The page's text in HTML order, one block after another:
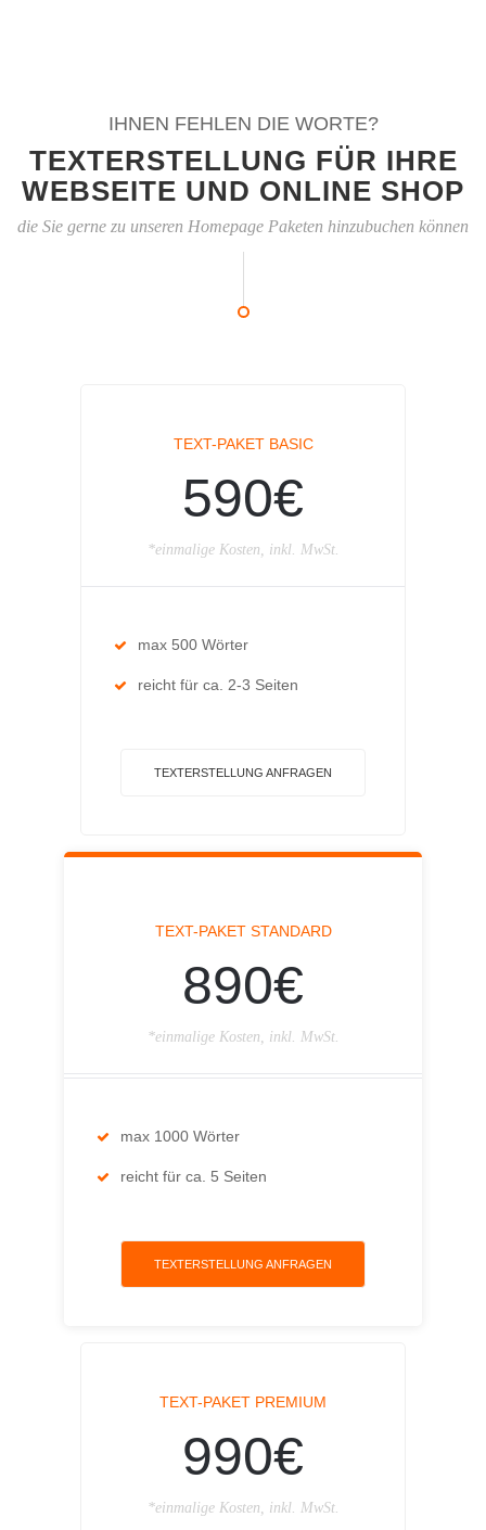
IHNEN FEHLEN DIE WORTE?
TEXTERSTELLUNG FÜR IHRE
WEBSEITE UND ONLINE SHOP
die Sie gerne zu unseren Homepage Paketen hinzubuchen können
TEXT-PAKET BASIC
590€
*einmalige Kosten, inkl. MwSt.
max 500 Wörter
reicht für ca. 2-3 Seiten
TEXTERSTELLUNG ANFRAGEN
TEXT-PAKET STANDARD
890€
*einmalige Kosten, inkl. MwSt.
max 1000 Wörter
reicht für ca. 5 Seiten
TEXTERSTELLUNG ANFRAGEN
TEXT-PAKET PREMIUM
990€
*einmalige Kosten, inkl. MwSt.